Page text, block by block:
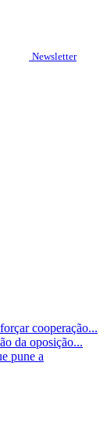
Newsletter
cooperação...
da oposição...
pune a